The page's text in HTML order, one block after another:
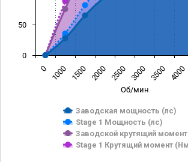
Об/мин
Заводская мощность (лс)
Stage 1 Мощность (лс)
Заводской крутящий
Stage 1 Крутящий момент
0 1000 1500 2000 2500 3000 3500 4000
0
50